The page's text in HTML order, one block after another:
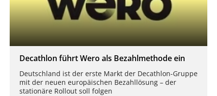
Decathlon führt Wero als Bezahlmethode ein
Deutschland ist der erste Markt der Decathlon-Gruppe
mit der neuen europäischen Bezahllösung – der
stationäre Rollout soll folgen